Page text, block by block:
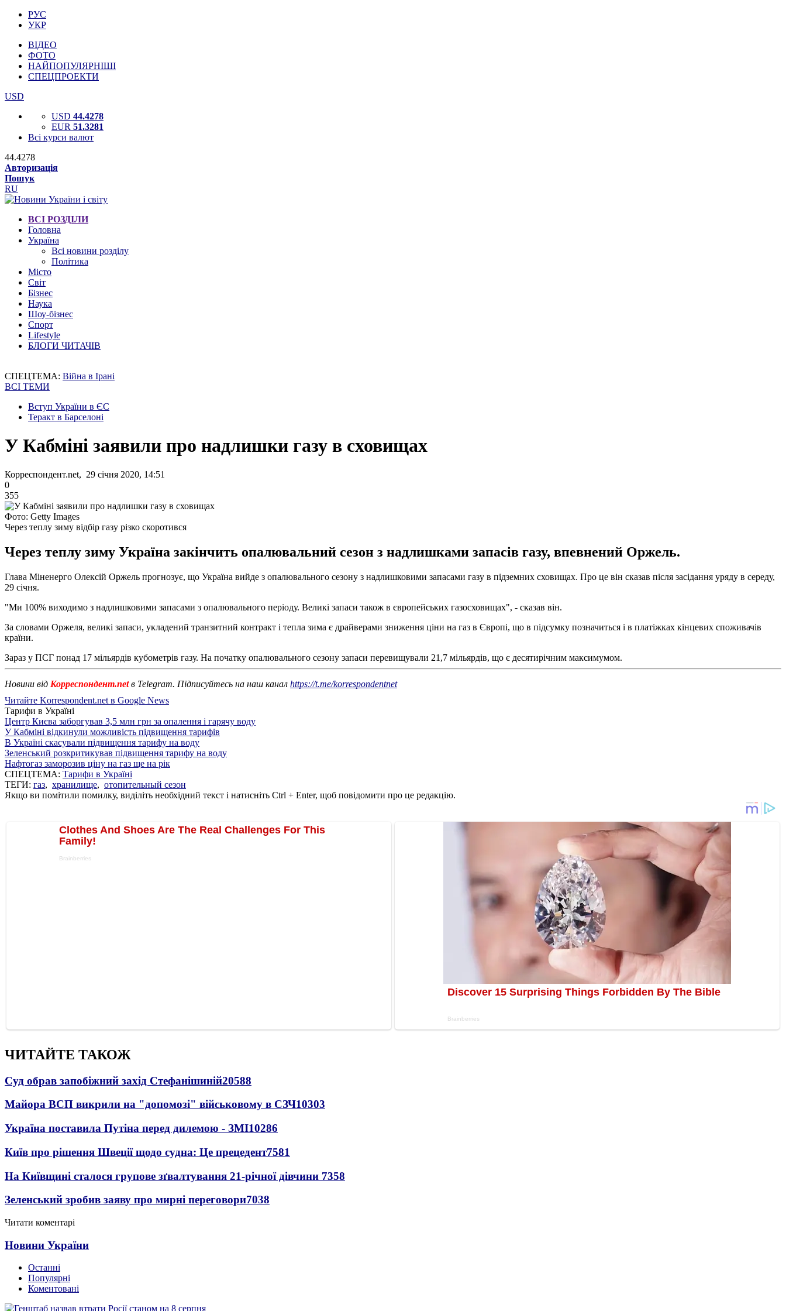
РУС
УКР
ВІДЕО
ФОТО
НАЙПОПУЛЯРНІШІ
СПЕЦПРОЕКТИ
USD
USD 44.4278
EUR 51.3281
Всі курси валют
44.4278
Авторизація
Пошук
RU
ВСІ РОЗДІЛИ
Головна
Україна
Всі новини розділу
Політика
Місто
Світ
Бізнес
Наука
Шоу-бізнес
Спорт
Lifestyle
БЛОГИ ЧИТАЧІВ
СПЕЦТЕМА: Війна в Ірані
ВСІ ТЕМИ
Вступ України в ЄС
Теракт в Барселоні
У Кабміні заявили про надлишки газу в сховищах
Корреспондент.net, 29 січня 2020, 14:51
0
355
Фото: Getty Images
Через теплу зиму відбір газу різко скоротився
Через теплу зиму Україна закінчить опалювальний сезон з надлишками запасів газу, впевнений Оржель.
Глава Міненерго Олексій Оржель прогнозує, що Україна вийде з опалювального сезону з надлишковими запасами газу в підземних сховищах. Про це він сказав після засідання уряду в середу,
29 січня.
"Ми 100% виходимо з надлишковими запасами з опалювального періоду. Великі запаси також в європейських газосховищах", - сказав він.
За словами Оржеля, великі запаси, укладений транзитний контракт і тепла зима є драйверами зниження ціни на газ в Європі, що в підсумку позначиться і в платіжках кінцевих споживачів
країни.
Зараз у ПСГ понад 17 мільярдів кубометрів газу. На початку опалювального сезону запаси перевищували 21,7 мільярдів, що є десятирічним максимумом.
Новини від Корреспондент.netв Telegram. Підписуйтесь на наш канал https://t.me/korrespondentnet
Читайте Korrespondent.net в Google News
Тарифи в Україні
Центр Києва заборгував 3,5 млн грн за опалення і гарячу воду
У Кабміні відкинули можливість підвищення тарифів
В Україні скасували підвищення тарифу на воду
Зеленський розкритикував підвищення тарифу на воду
Нафтогаз заморозив ціну на газ ще на рік
СПЕЦТЕМА: Тарифи в Україні
ТЕГИ: газ, хранилище, отопительный сезон
Якщо ви помітили помилку, виділіть необхідний текст і натисніть Ctrl + Enter, щоб повідомити про це редакцію.
ЧИТАЙТЕ ТАКОЖ
Суд обрав запобіжний захід Стефанішиній20588
Майора ВСП викрили на "допомозі" військовому в СЗЧ10303
Україна поставила Путіна перед дилемою - ЗМІ10286
Київ про рішення Швеції щодо судна: Це прецедент7581
На Київщині сталося групове зґвалтування 21-річної дівчини 7358
Зеленський зробив заяву про мирні переговори7038
Читати коментарі
Новини України
Останні
Популярні
Коментовані